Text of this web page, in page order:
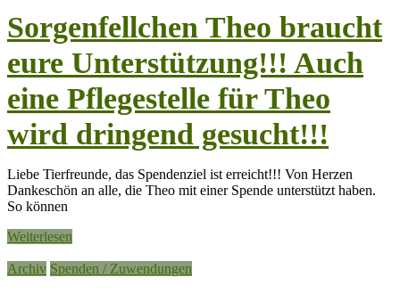
Sorgenfellchen Theo braucht
eure Unterstützung!!! Auch
eine Pflegestelle für Theo
wird dringend gesucht!!!
Liebe Tierfreunde, das Spendenziel ist erreicht!!! Von Herzen
Dankeschön an alle, die Theo mit einer Spende unterstützt haben.
So können
Weiterlesen
Archiv Spenden / Zuwendungen